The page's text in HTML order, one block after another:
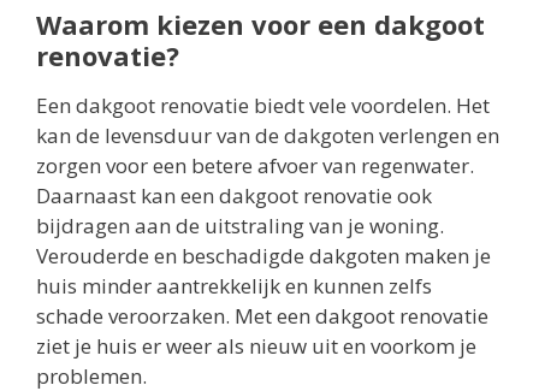
Waarom kiezen voor een dakgoot
renovatie?
Een dakgoot renovatie biedt vele voordelen. Het
kan de levensduur van de dakgoten verlengen en
zorgen voor een betere afvoer van regenwater.
Daarnaast kan een dakgoot renovatie ook
bijdragen aan de uitstraling van je woning.
Verouderde en beschadigde dakgoten maken je
huis minder aantrekkelijk en kunnen zelfs
schade veroorzaken. Met een dakgoot renovatie
ziet je huis er weer als nieuw uit en voorkom je
problemen.